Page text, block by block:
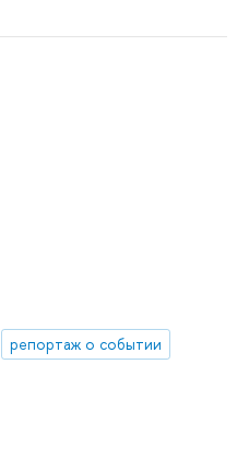
репортаж о событии